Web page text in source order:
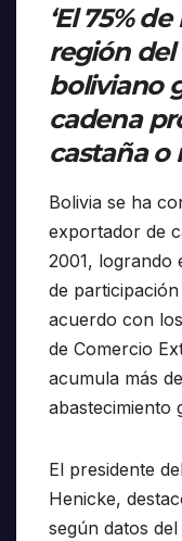
‘El 75%
región
boliviano
cadena
castaña o
Bolivia se ha
exportador de
2001, logrando
de
acuerdo con
de Comercio
acumula más
abastecimiento
El presidente
Henicke,
según datos